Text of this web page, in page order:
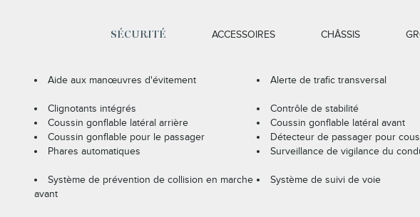
SÉCURITÉ ACCESSOIRES CHÂSSIS
Aide aux manœuvres d'évitement Alerte de trafic transversal
Clignotants intégrés
Contrôle de stabilité
Coussin gonflable latéral arrière
Coussin gonflable latéral avant
Coussin gonflable pour le passager
Détecteur de passager pour
Phares automatiques
Surveillance de vigilance du
Système de prévention de collision en marche
avant
Système de suivi de voie